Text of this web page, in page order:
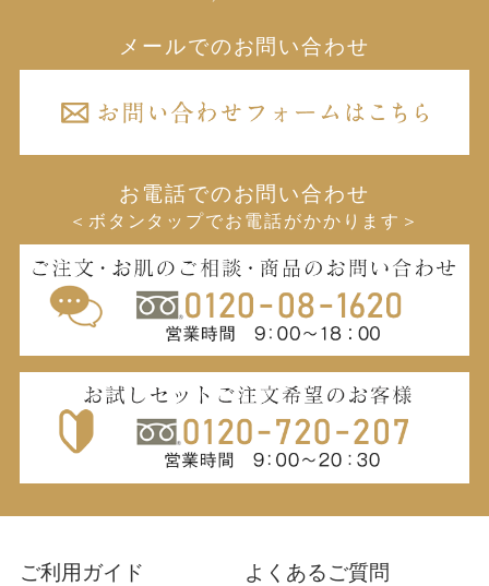
メールでのお問い合わせ
お電話でのお問い合わせ
＜ボタンタップでお電話がかかります＞
ご利用ガイド よくあるご質問